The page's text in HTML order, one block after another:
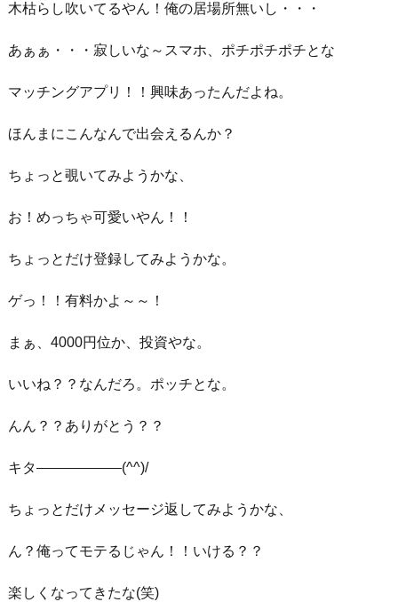
木枯らし吹いてるやん！俺の居場所無いし・・・
あぁぁ・・・寂しいな～スマホ、ポチポチポチとな
マッチングアプリ！！興味あったんだよね。
ほんまにこんなんで出会えるんか？
ちょっと覗いてみようかな、
お！めっちゃ可愛いやん！！
ちょっとだけ登録してみようかな。
ゲっ！！有料かよ～～！
まぁ、4000円位か、投資やな。
いいね？？なんだろ。ポッチとな。
んん？？ありがとう？？
キタ——————(^^)/
ちょっとだけメッセージ返してみようかな、
ん？俺ってモテるじゃん！！いける？？
楽しくなってきたな(笑)